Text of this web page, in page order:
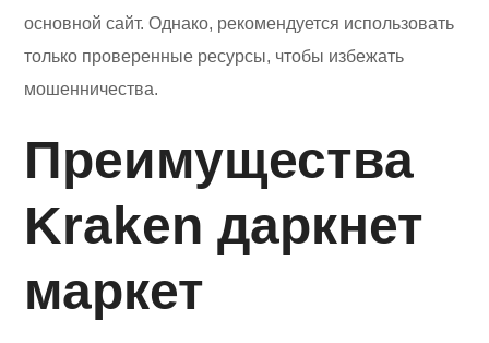
основной сайт. Однако, рекомендуется использовать
только проверенные ресурсы, чтобы избежать
мошенничества.
Преимущества
Kraken даркнет
маркет